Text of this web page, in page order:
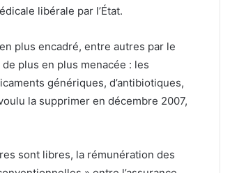
libérale par l’État.
plus encadré, entre autres par le
plus en plus menacée : les
génériques, d’antibiotiques,
la supprimer en décembre 2007,
sont libres, la rémunération des